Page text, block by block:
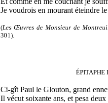
Je voudrois en mourant éteindre
(Les Œuvres de Monsieur de
301).
ÉPITAPHE
Ci-gît Paul le Glouton, grand
Il vécut soixante ans, et pesa